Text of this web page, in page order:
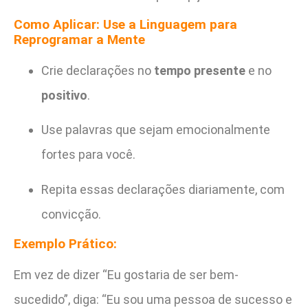
Como Aplicar: Use a Linguagem para
Reprogramar a Mente
Crie declarações no tempo presente e no
positivo.
Use palavras que sejam emocionalmente
fortes para você.
Repita essas declarações diariamente, com
convicção.
Exemplo Prático:
Em vez de dizer “Eu gostaria de ser bem-
sucedido”, diga: “Eu sou uma pessoa de sucesso e